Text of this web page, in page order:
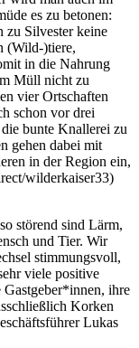
es zu betonen:
zu Silvester keine
(Wild-)tiere,
in die Nahrung
Müll nicht zu
vier Ortschaften
schon vor drei
bunte Knallerei zu
gehen dabei mit
in der Region ein,
wilderkaiser33)
störend sind Lärm,
und Tier. Wir
stimmungsvoll,
viele positive
ihre
Korken
Lukas